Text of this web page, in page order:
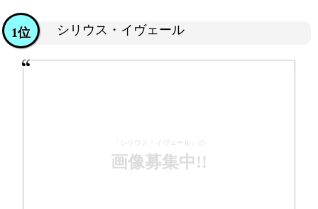
シリウス・イヴェール
1位
「シリウス・イヴェール」の
画像募集中!!